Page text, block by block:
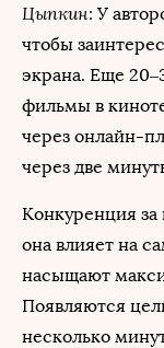
Цыпкин: У
чтобы
экрана. Еще
фильмы в
через онлайн-
через две
Конкуренция за
она влияет на
насыщают
Появляются
несколько